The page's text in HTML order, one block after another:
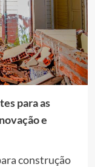
para as
e
construção